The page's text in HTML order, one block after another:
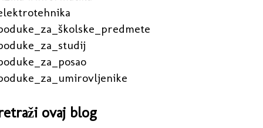
ovaj blog